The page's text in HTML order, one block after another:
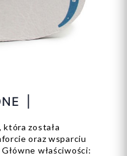
|
która została
oraz wsparciu
właściwości: